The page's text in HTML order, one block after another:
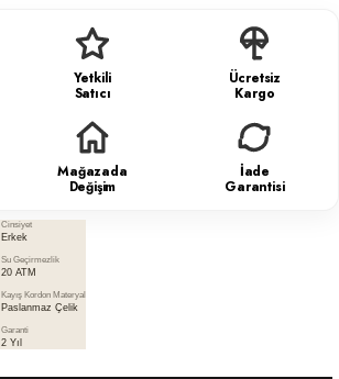
Yetkili
Satıcı
Ücretsiz
Kargo
Mağazada
Değişim
İade
Garantisi
Cinsiyet
Erkek
Su Geçirmezlik
20 ATM
Kayış Kordon Materyal
Paslanmaz Çelik
Garanti
2 Yıl